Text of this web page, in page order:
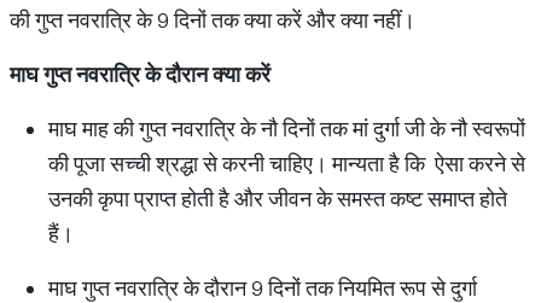
की गुप्त नवरात्रि के 9 दिनों तक क्या करें और क्या नहीं।
माघगुप्तनवरात्रिकेदौरानक्याकरें
माघ माह की गुप्त नवरात्रि के नौ दिनों तक मां दुर्गा जी के नौ स्वरूपों
की पूजा सच्ची श्रद्धा से करनी चाहिए। मान्यता है कि ऐसा करने से
उनकी कृपा प्राप्त होती है और जीवन के समस्त कष्ट समाप्त होते
हैं।
माघ गुप्त नवरात्रि के दौरान 9 दिनों तक नियमित रूप से दुर्गा